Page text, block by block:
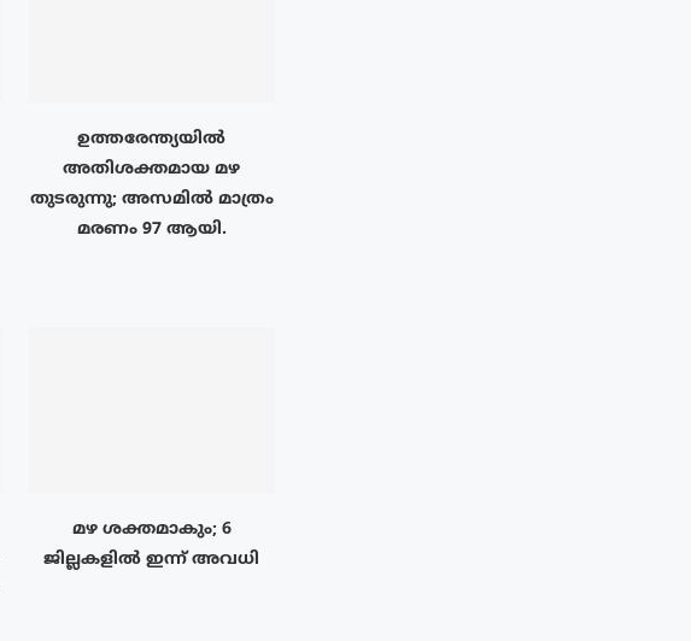
ഉത്തരേന്ത്യയിൽ
അതിശക്തമായ മഴ
തുടരുന്നു; അസമിൽ മാത്രം
മരണം 97 ആയി.
മഴ ശക്തമാകും; 6
ജില്ലകളിൽ ഇന്ന് അവധി